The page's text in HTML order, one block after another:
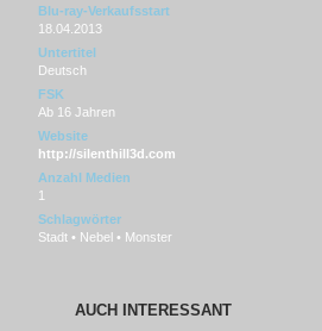
Blu-ray-Verkaufsstart
18.04.2013
Untertitel
Deutsch
FSK
Ab 16 Jahren
Website
http://silenthill3d.com
Anzahl Medien
1
Schlagwörter
Stadt • Nebel • Monster
AUCH INTERESSANT